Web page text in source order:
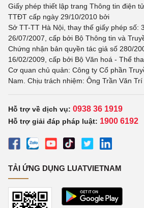
Giấy phép thiết lập trang Thông tin điện
TTĐT cấp ngày 29/10/2010 bởi
Sở TT-TT Hà Nội, thay thế giấy phép số:
26/07/2007, cấp bởi Bộ Thông tin và
Chứng nhận bản quyền tác giả số 280/
16/02/2009, cấp bởi Bộ Văn hoá - Thể
Cơ quan chủ quản: Công ty Cổ phần
Nam. Chịu trách nhiệm: Ông Trần Văn Trí
Hỗ trợ về dịch vụ: 0938 36 1919
Hỗ trợ giải đáp pháp luật: 1900 6192
TẢI ỨNG DỤNG LUATVIETNAM